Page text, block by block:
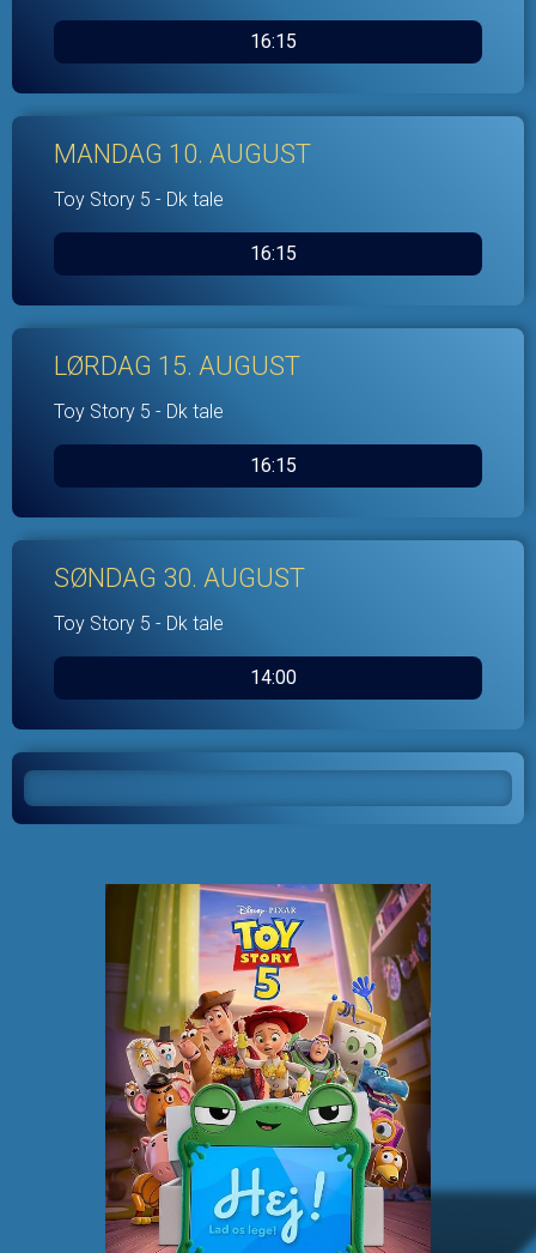
16:15
MANDAG 10. AUGUST
Toy Story 5 - Dk tale
16:15
LØRDAG 15. AUGUST
Toy Story 5 - Dk tale
16:15
SØNDAG 30. AUGUST
Toy Story 5 - Dk tale
14:00